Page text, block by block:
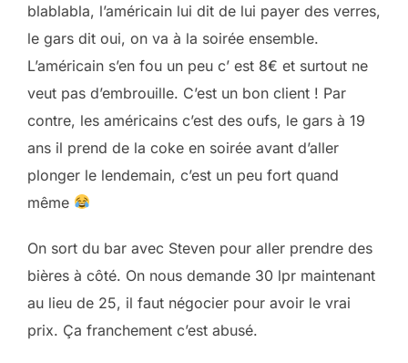
blablabla, l’américain lui dit de lui payer des verres,
le gars dit oui, on va à la soirée ensemble.
L’américain s’en fou un peu c’ est 8€ et surtout ne
veut pas d’embrouille. C’est un bon client ! Par
contre, les américains c’est des oufs, le gars à 19
ans il prend de la coke en soirée avant d’aller
plonger le lendemain, c’est un peu fort quand
même
On sort du bar avec Steven pour aller prendre des
bières à côté. On nous demande 30 lpr maintenant
au lieu de 25, il faut négocier pour avoir le vrai
prix. Ça franchement c’est abusé.